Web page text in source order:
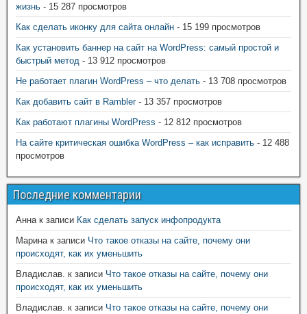
жизнь - 15 287 просмотров
Как сделать иконку для сайта онлайн - 15 199 просмотров
Как установить баннер на сайт на WordPress: самый простой и
быстрый метод - 13 912 просмотров
Не работает плагин WordPress – что делать - 13 708 просмотров
Как добавить сайт в Rambler- 13 357 просмотров
Как работают плагины WordPress - 12 812 просмотров
На сайте критическая ошибка WordPress – как исправить - 12 488
просмотров
Последние комментарии
Аннак записи Как сделать запуск инфопродукта
Маринак записи Что такое отказы на сайте, почему они
происходят, как их уменьшить
Владислав. к записи Что такое отказы на сайте, почему они
происходят, как их уменьшить
Владислав. к записи Что такое отказы на сайте, почему они